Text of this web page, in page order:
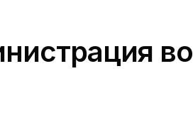
во